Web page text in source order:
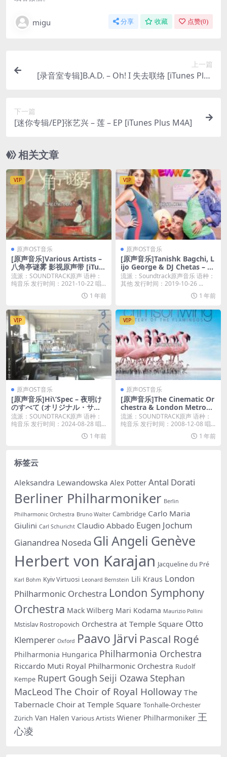
migu 分享 收藏 点赞(0)
上一篇
[录音室专辑]B.A.D. – Oh! I 失去联络 [iTunes Plus
下一篇
[迷你专辑/EP]张艺兴 – 莲 – EP [iTunes Plus M4A]
相关文章
VIP
原声OST音乐
[原声音乐]Various Artists –
八角亭谜雾 影视原声带 [iTun
es Plus M4A]
流派：SOUNDTRACK原声 语种：
纯音乐 发行时间：2021-10-22 唱...
1 年前
VIP
原声OST音乐
[原声音乐]Tanishk Bagchi, L
ijo George & DJ Chetas – G
ood Newwz (Original Moti
ons Pictures Soundtrack) [i
流派：Soundtrack原声音乐 语种：
其他 发行时间：2019-10-26 ...
1 年前
VIP
原声OST音乐
[原声音乐]Hi\’Spec – 夜明け
のすべて (オリジナル・サウ
ンドトラック) (2024) [iTunes
Plus M4A]
流派：SOUNDTRACK原声 语种：
纯音乐 发行时间：2024-08-28 唱...
1 年前
VIP
原声OST音乐
[原声音乐]The Cinematic Or
chestra & London Metropo
litan Orchestra – The Crims
on Wing: Mystery of the Fl
amingos (Original Soundtr
ack) [iTunes Plus M4A]
流派：SOUNDTRACK原声 语种：
纯音乐 发行时间：2008-12-08 唱...
1 年前
标签云
Aleksandra Lewandowska Alex Potter Antal Dorati
Berliner Philharmoniker Berlin
Philharmonic Orchestra Bruno Walter Cambridge Carlo Maria
Giulini Carl Schuricht Claudio Abbado Eugen Jochum
Gianandrea Noseda Gli Angeli Genève
Herbert von Karajan Jacqueline du Pré
Karl Bohm Kyiv Virtuosi Leonard Bernstein Lili Kraus London
Philharmonic Orchestra London Symphony
Orchestra Mack Wilberg Mari Kodama Maurizio Pollini
Mstislav Rostropovich Orchestra at Temple Square Otto
Klemperer Oxford Paavo Järvi Pascal Rogé
Philharmonia Hungarica Philharmonia Orchestra
Riccardo Muti Royal Philharmonic Orchestra Rudolf
Kempe Rupert Gough Seiji Ozawa Stephan
MacLeod The Choir of Royal Holloway The
Tabernacle Choir at Temple Square Tonhalle-Orchester
Zürich Van Halen Various Artists Wiener Philharmoniker 王
心凌